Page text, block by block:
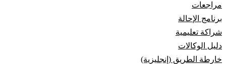
مراجعات
برنامج الإحالة
شراكة تعليمية
دليل الوكالات
خارطة الطريق (إنجليزية)